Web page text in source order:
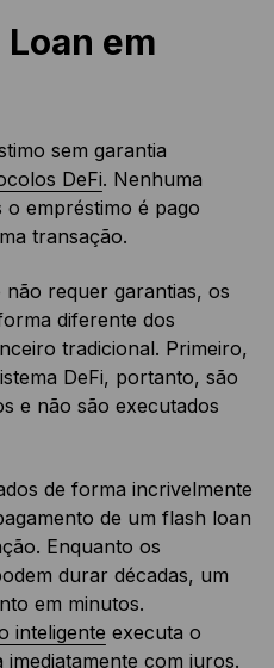
Loan em
sem garantia
DeFi. Nenhuma
o empréstimo é pago
transação.
requer garantias, os
diferente dos
tradicional. Primeiro,
DeFi, portanto, são
e não são executados
de forma incrivelmente
de um flash loan
Enquanto os
durar décadas, um
em minutos.
inteligente executa o
com juros.